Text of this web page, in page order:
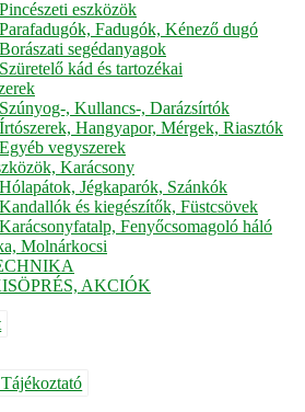
Pincészeti eszközök
Parafadugók, Fadugók, Kénező dugó
Borászati segédanyagok
Szüretelő kád és tartozékai
Szúnyog-, Kullancs-, Darázsírtók
Írtószerek, Hangyapor, Mérgek, Riasztók
Egyéb vegyszerek
Karácsony
Hólapátok, Jégkaparók, Szánkók
Kandallók és kiegészítők, Füstcsövek
Karácsonyfatalp, Fenyőcsomagoló háló
Molnárkocsi
AKCIÓK